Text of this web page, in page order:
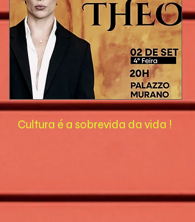
Cultura é a sobrevida da vida !